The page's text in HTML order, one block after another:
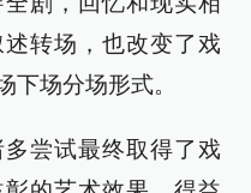
转场，也改变了戏
下场分场形式。
尝试最终取得了戏